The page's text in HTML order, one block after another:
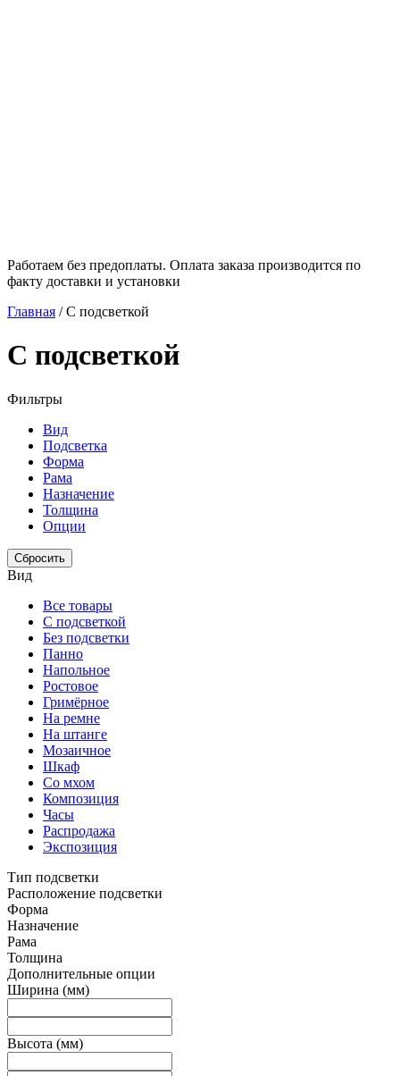
Работаем без предоплаты. Оплата заказа производится по
факту доставки и установки
Главная /С подсветкой
С подсветкой
Фильтры
Вид
Подсветка
Форма
Рама
Назначение
Толщина
Опции
Сбросить
Вид
Все товары
С подсветкой
Без подсветки
Панно
Напольное
Ростовое
Гримёрное
На ремне
На штанге
Мозаичное
Шкаф
Со мхом
Композиция
Часы
Распродажа
Экспозиция
Тип подсветки
Расположение подсветки
Форма
Назначение
Рама
Толщина
Дополнительные опции
Ширина (мм)
Высота (мм)